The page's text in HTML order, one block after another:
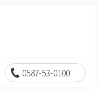
0587-53-0100